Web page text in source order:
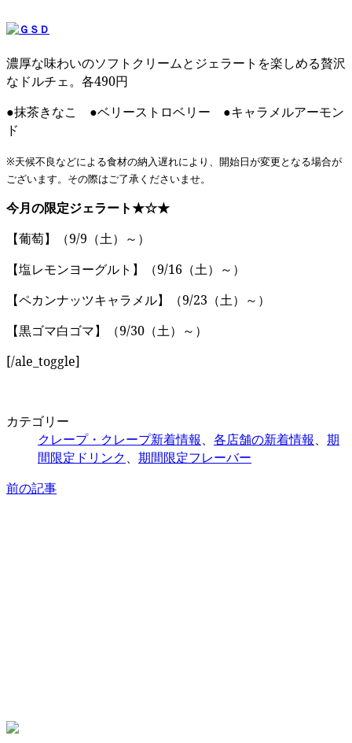
濃厚な味わいのソフトクリームとジェラートを楽しめる贅沢
なドルチェ。各490円
●抹茶きなこ ●ベリーストロベリー ●キャラメルアーモン
ド
※天候不良などによる食材の納入遅れにより、開始日が変更となる場合が
ございます。その際はご了承くださいませ。
今月の限定ジェラート★☆★
【葡萄】（9/9（土）～）
【塩レモンヨーグルト】（9/16（土）～）
【ペカンナッツキャラメル】（9/23（土）～）
【黒ゴマ白ゴマ】（9/30（土）～）
[/ale_toggle]
カテゴリー
クレープ・クレープ新着情報、 各店舗の新着情報、 期
間限定ドリンク、 期間限定フレーバー
前の記事